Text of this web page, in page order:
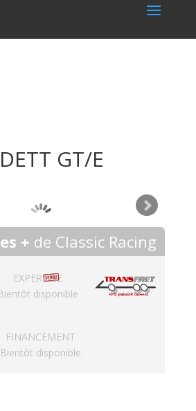
GT/E
+ de Classic Racing
EXPERTISE
disponible
FINANCEMENT
Bientôt disponible